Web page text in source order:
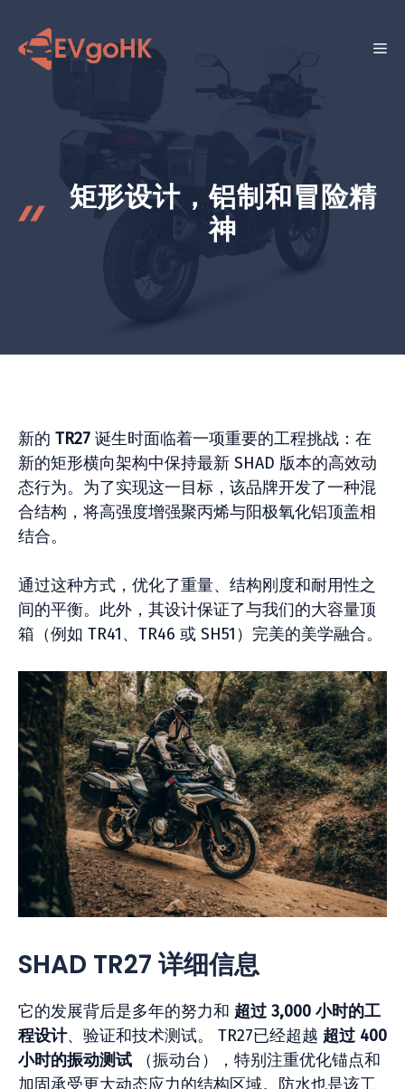
菜
矩形设计，铝制和冒险精
神
新的 TR27 诞生时面临着一项重要的工程挑战：在
新的矩形横向架构中保持最新 SHAD 版本的高效动
态行为。为了实现这一目标，该品牌开发了一种混
合结构，将高强度增强聚丙烯与阳极氧化铝顶盖相
结合。
通过这种方式，优化了重量、结构刚度和耐用性之
间的平衡。此外，其设计保证了与我们的大容量顶
箱（例如 TR41、TR46 或 SH51）完美的美学融合。
SHAD TR27 详细信息
它的发展背后是多年的努力和 超过 3,000 小时的工
程设计、验证和技术测试。 TR27已经超越 超过 400
小时的振动测试 （振动台），特别注重优化锚点和
加固承受更大动态应力的结构区域。防水也是该工